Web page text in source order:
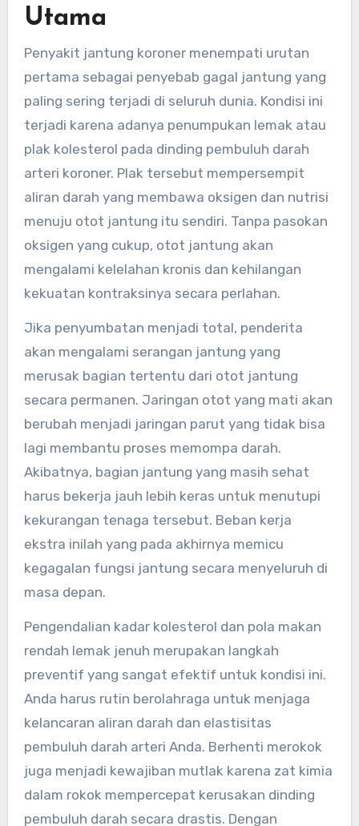
Utama
Penyakit jantung koroner menempati urutan
pertama sebagai penyebab gagal jantung yang
paling sering terjadi di seluruh dunia. Kondisi ini
terjadi karena adanya penumpukan lemak atau
plak kolesterol pada dinding pembuluh darah
arteri koroner. Plak tersebut mempersempit
aliran darah yang membawa oksigen dan nutrisi
menuju otot jantung itu sendiri. Tanpa pasokan
oksigen yang cukup, otot jantung akan
mengalami kelelahan kronis dan kehilangan
kekuatan kontraksinya secara perlahan.
Jika penyumbatan menjadi total, penderita
akan mengalami serangan jantung yang
merusak bagian tertentu dari otot jantung
secara permanen. Jaringan otot yang mati akan
berubah menjadi jaringan parut yang tidak bisa
lagi membantu proses memompa darah.
Akibatnya, bagian jantung yang masih sehat
harus bekerja jauh lebih keras untuk menutupi
kekurangan tenaga tersebut. Beban kerja
ekstra inilah yang pada akhirnya memicu
kegagalan fungsi jantung secara menyeluruh di
masa depan.
Pengendalian kadar kolesterol dan pola makan
rendah lemak jenuh merupakan langkah
preventif yang sangat efektif untuk kondisi ini.
Anda harus rutin berolahraga untuk menjaga
kelancaran aliran darah dan elastisitas
pembuluh darah arteri Anda. Berhenti merokok
juga menjadi kewajiban mutlak karena zat kimia
dalam rokok mempercepat kerusakan dinding
pembuluh darah secara drastis. Dengan